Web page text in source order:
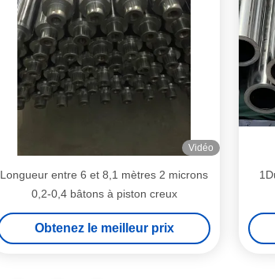
Vidéo
Longueur entre 6 et 8,1 mètres 2 microns
0,2-0,4 bâtons à piston creux
Obtenez le meilleur prix